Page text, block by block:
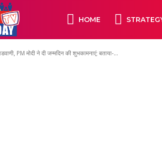
HOME
PM मोदी ने दी जन्मदिन की शुभकामनाएं; बताया-...